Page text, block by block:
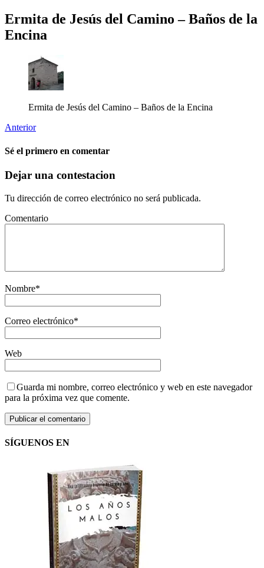
Ermita de Jesús del Camino – Baños de la
Encina
Ermita de Jesús del Camino – Baños de la Encina
Anterior
Sé el primero en comentar
Dejar una contestacion
Tu dirección de correo electrónico no será publicada.
Comentario
Nombre*
Correo electrónico*
Web
Guarda mi nombre, correo electrónico y web en este navegador
para la próxima vez que comente.
SÍGUENOS EN